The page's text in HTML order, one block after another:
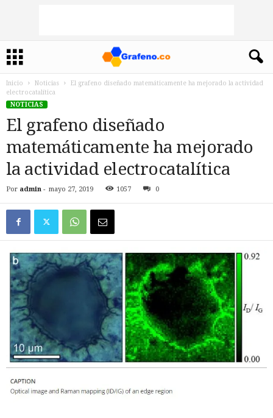
Inicio Noticias
El grafeno diseñado matemáticamente ha mejorado la actividad
electrocatalítica
NOTICIAS
El grafeno diseñado
matemáticamente ha mejorado
la actividad electrocatalítica
Por admin - mayo 27, 2019 1057 0